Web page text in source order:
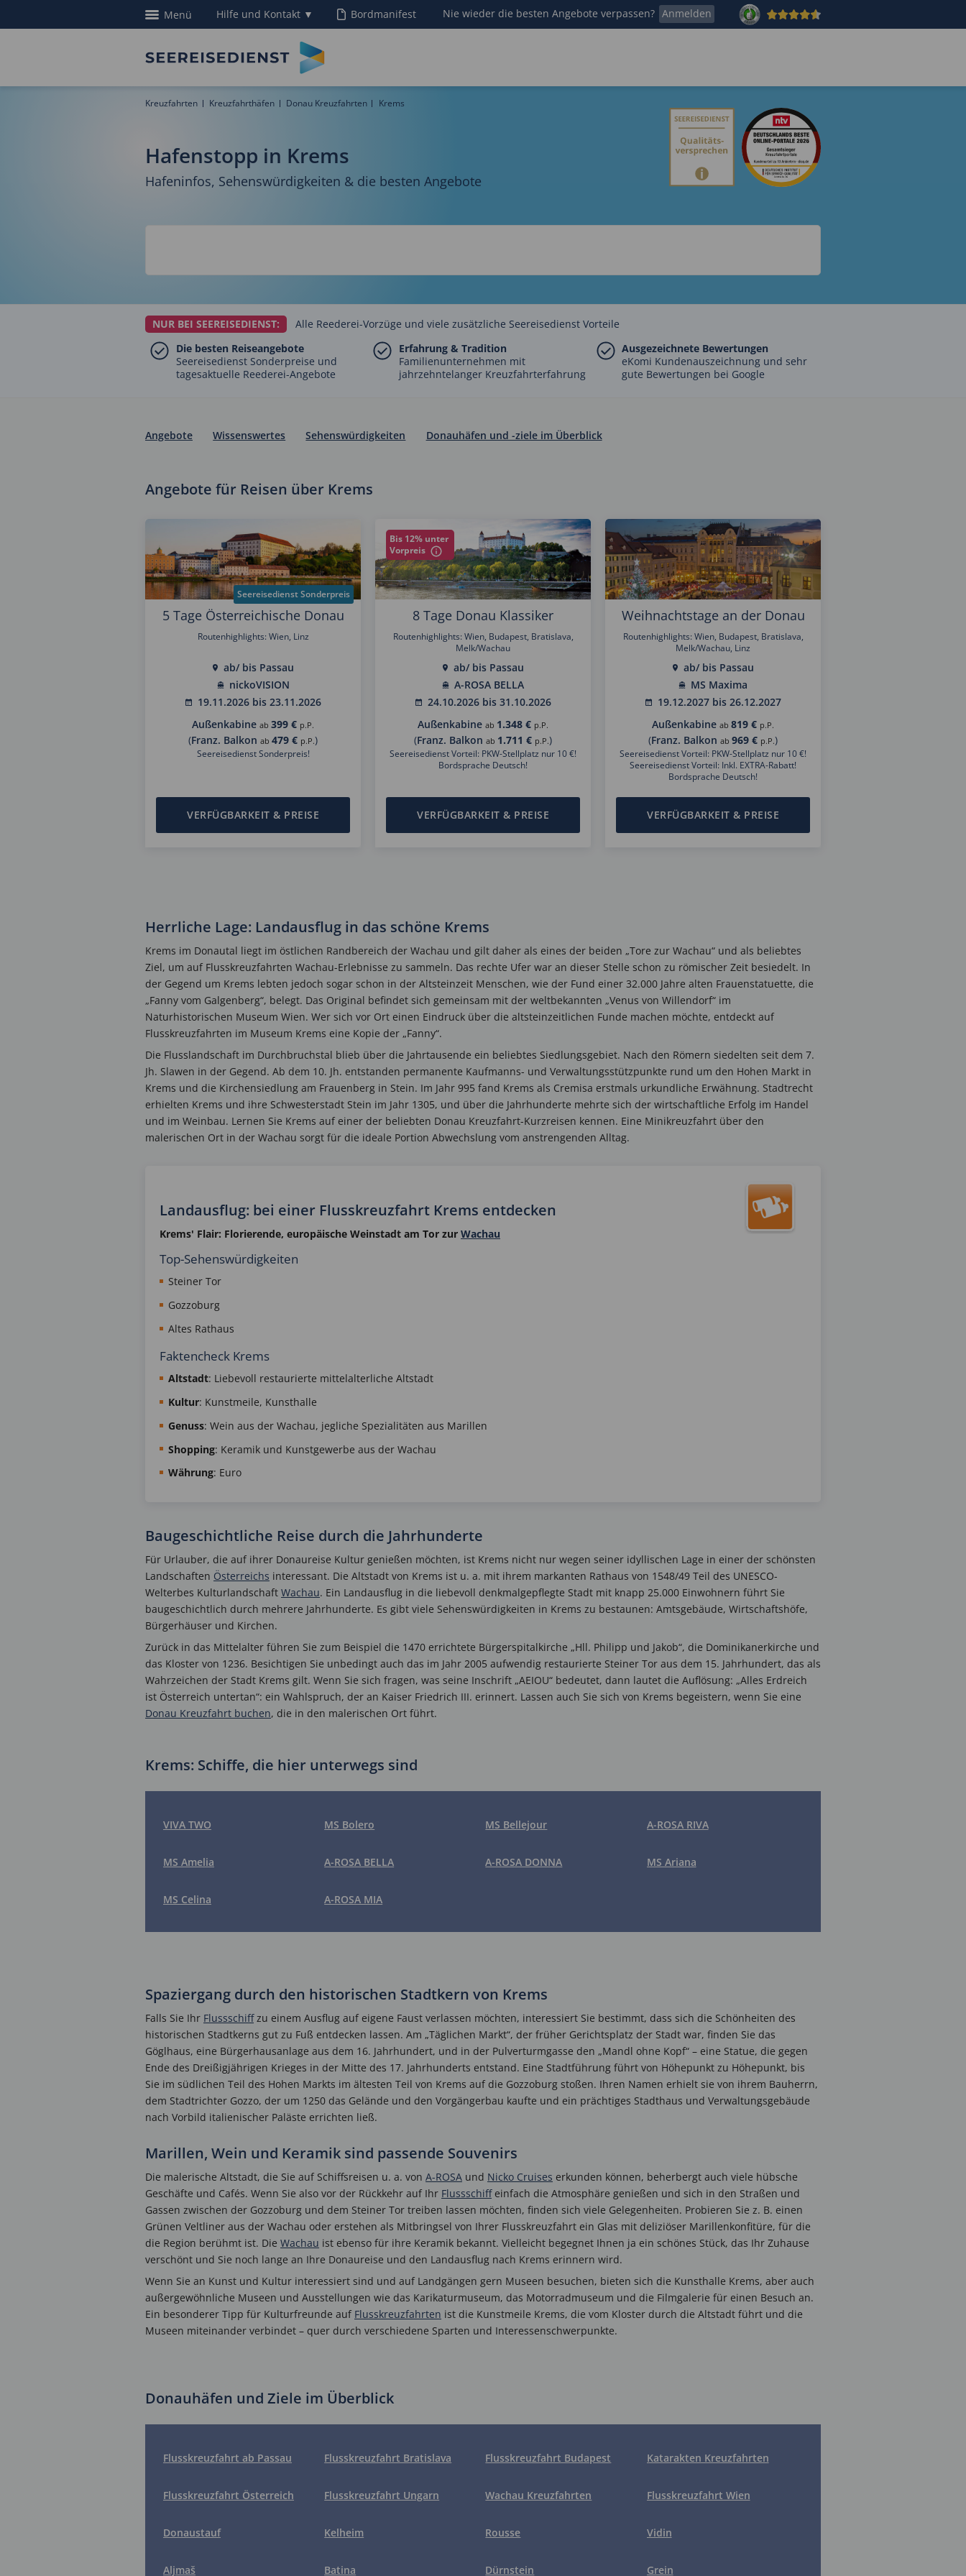
Menü Hilfe und Kontakt ▼ Bordmanifest Nie wieder die besten Angebote verpassen? Anmelden
Kreuzfahrten Kreuzfahrthäfen Donau Kreuzfahrten Krems
Hafenstopp in Krems
Hafeninfos, Sehenswürdigkeiten & die besten Angebote
NUR BEI SEEREISEDIENST:
Alle Reederei-Vorzüge und viele zusätzliche Seereisedienst Vorteile
Die besten Reiseangebote
Seereisedienst Sonderpreise und
tagesaktuelle Reederei-Angebote
Erfahrung & Tradition
Familienunternehmen mit
jahrzehntelanger Kreuzfahrterfahrung
Ausgezeichnete Bewertungen
eKomi Kundenauszeichnung und sehr
gute Bewertungen bei Google
Angebote Wissenswertes Sehenswürdigkeiten Donauhäfen und -ziele im Überblick
Angebote für Reisen über Krems
Seereisedienst Sonderpreis
5 Tage Österreichische Donau
Routenhighlights: Wien, Linz
ab/ bis Passau
nickoVISION
19.11.2026 bis 23.11.2026
Außenkabine ab399 € p.P.
(Franz. Balkon ab479 € p.P.)
Seereisedienst Sonderpreis!
VERFÜGBARKEIT & PREISE
Bis 12% unter
Vorpreis
8 Tage Donau Klassiker
Routenhighlights: Wien, Budapest, Bratislava,
Melk/Wachau
ab/ bis Passau
A-ROSA BELLA
24.10.2026 bis 31.10.2026
Außenkabine ab 1.348 € p.P.
(Franz. Balkon ab 1.711 € p.P.)
Seereisedienst Vorteil: PKW-Stellplatz nur 10 €!
Bordsprache Deutsch!
VERFÜGBARKEIT & PREISE
Weihnachtstage an der Donau
Routenhighlights: Wien, Budapest, Bratislava,
Melk/Wachau, Linz
ab/ bis Passau
MS Maxima
19.12.2027 bis 26.12.2027
Außenkabine ab819 € p.P.
(Franz. Balkon ab969 € p.P.)
Seereisedienst Vorteil: PKW-Stellplatz nur 10 €!
Seereisedienst Vorteil: Inkl. EXTRA-Rabatt!
Bordsprache Deutsch!
VERFÜGBARKEIT & PREISE
Herrliche Lage: Landausflug in das schöne Krems
Krems im Donautal liegt im östlichen Randbereich der Wachau und gilt daher als eines der beiden „Tore zur Wachau“ und als beliebtes
Ziel, um auf Flusskreuzfahrten Wachau-Erlebnisse zu sammeln. Das rechte Ufer war an dieser Stelle schon zu römischer Zeit besiedelt. In
der Gegend um Krems lebten jedoch sogar schon in der Altsteinzeit Menschen, wie der Fund einer 32.000 Jahre alten Frauenstatuette, die
„Fanny vom Galgenberg“, belegt. Das Original befindet sich gemeinsam mit der weltbekannten „Venus von Willendorf“ im
Naturhistorischen Museum Wien. Wer sich vor Ort einen Eindruck über die altsteinzeitlichen Funde machen möchte, entdeckt auf
Flusskreuzfahrten im Museum Krems eine Kopie der „Fanny“.
Die Flusslandschaft im Durchbruchstal blieb über die Jahrtausende ein beliebtes Siedlungsgebiet. Nach den Römern siedelten seit dem 7.
Jh. Slawen in der Gegend. Ab dem 10. Jh. entstanden permanente Kaufmanns- und Verwaltungsstützpunkte rund um den Hohen Markt in
Krems und die Kirchensiedlung am Frauenberg in Stein. Im Jahr 995 fand Krems als Cremisa erstmals urkundliche Erwähnung. Stadtrecht
erhielten Krems und ihre Schwesterstadt Stein im Jahr 1305, und über die Jahrhunderte mehrte sich der wirtschaftliche Erfolg im Handel
und im Weinbau. Lernen Sie Krems auf einer der beliebten Donau Kreuzfahrt-Kurzreisen kennen. Eine Minikreuzfahrt über den
malerischen Ort in der Wachau sorgt für die ideale Portion Abwechslung vom anstrengenden Alltag.
Landausflug: bei einer Flusskreuzfahrt Krems entdecken
Krems' Flair: Florierende, europäische Weinstadt am Tor zur Wachau
Top-Sehenswürdigkeiten
Steiner Tor
Gozzoburg
Altes Rathaus
Faktencheck Krems
Altstadt: Liebevoll restaurierte mittelalterliche Altstadt
Kultur: Kunstmeile, Kunsthalle
Genuss: Wein aus der Wachau, jegliche Spezialitäten aus Marillen
Shopping: Keramik und Kunstgewerbe aus der Wachau
Währung: Euro
Baugeschichtliche Reise durch die Jahrhunderte
Für Urlauber, die auf ihrer Donaureise Kultur genießen möchten, ist Krems nicht nur wegen seiner idyllischen Lage in einer der schönsten
Landschaften Österreichs interessant. Die Altstadt von Krems ist u. a. mit ihrem markanten Rathaus von 1548/49 Teil des UNESCO-
Welterbes Kulturlandschaft Wachau. Ein Landausflug in die liebevoll denkmalgepflegte Stadt mit knapp 25.000 Einwohnern führt Sie
baugeschichtlich durch mehrere Jahrhunderte. Es gibt viele Sehenswürdigkeiten in Krems zu bestaunen: Amtsgebäude, Wirtschaftshöfe,
Bürgerhäuser und Kirchen.
Zurück in das Mittelalter führen Sie zum Beispiel die 1470 errichtete Bürgerspitalkirche „Hll. Philipp und Jakob“, die Dominikanerkirche und
das Kloster von 1236. Besichtigen Sie unbedingt auch das im Jahr 2005 aufwendig restaurierte Steiner Tor aus dem 15. Jahrhundert, das als
Wahrzeichen der Stadt Krems gilt. Wenn Sie sich fragen, was seine Inschrift „AEIOU“ bedeutet, dann lautet die Auflösung: „Alles Erdreich
ist Österreich untertan“: ein Wahlspruch, der an Kaiser Friedrich III. erinnert. Lassen auch Sie sich von Krems begeistern, wenn Sie eine
Donau Kreuzfahrt buchen, die in den malerischen Ort führt.
Krems: Schiffe, die hier unterwegs sind
VIVA TWO MS Bolero MS Bellejour A-ROSA RIVA
MS Amelia A-ROSA BELLA A-ROSA DONNA MS Ariana
MS Celina A-ROSA MIA
Spaziergang durch den historischen Stadtkern von Krems
Falls Sie Ihr Flussschiffzu einem Ausflug auf eigene Faust verlassen möchten, interessiert Sie bestimmt, dass sich die Schönheiten des
historischen Stadtkerns gut zu Fuß entdecken lassen. Am „Täglichen Markt“, der früher Gerichtsplatz der Stadt war, finden Sie das
Göglhaus, eine Bürgerhausanlage aus dem 16. Jahrhundert, und in der Pulverturmgasse den „Mandl ohne Kopf“ – eine Statue, die gegen
Ende des Dreißigjährigen Krieges in der Mitte des 17. Jahrhunderts entstand. Eine Stadtführung führt von Höhepunkt zu Höhepunkt, bis
Sie im südlichen Teil des Hohen Markts im ältesten Teil von Krems auf die Gozzoburg stoßen. Ihren Namen erhielt sie von ihrem Bauherrn,
dem Stadtrichter Gozzo, der um 1250 das Gelände und den Vorgängerbau kaufte und ein prächtiges Stadthaus und Verwaltungsgebäude
nach Vorbild italienischer Paläste errichten ließ.
Marillen, Wein und Keramik sind passende Souvenirs
Die malerische Altstadt, die Sie auf Schiffsreisen u. a. von A-ROSA und Nicko Cruises erkunden können, beherbergt auch viele hübsche
Geschäfte und Cafés. Wenn Sie also vor der Rückkehr auf Ihr Flussschiffeinfach die Atmosphäre genießen und sich in den Straßen und
Gassen zwischen der Gozzoburg und dem Steiner Tor treiben lassen möchten, finden sich viele Gelegenheiten. Probieren Sie z. B. einen
Grünen Veltliner aus der Wachau oder erstehen als Mitbringsel von Ihrer Flusskreuzfahrt ein Glas mit deliziöser Marillenkonfitüre, für die
die Region berühmt ist. Die Wachau ist ebenso für ihre Keramik bekannt. Vielleicht begegnet Ihnen ja ein schönes Stück, das Ihr Zuhause
verschönt und Sie noch lange an Ihre Donaureise und den Landausflug nach Krems erinnern wird.
Wenn Sie an Kunst und Kultur interessiert sind und auf Landgängen gern Museen besuchen, bieten sich die Kunsthalle Krems, aber auch
außergewöhnliche Museen und Ausstellungen wie das Karikaturmuseum, das Motorradmuseum und die Filmgalerie für einen Besuch an.
Ein besonderer Tipp für Kulturfreunde auf Flusskreuzfahrten ist die Kunstmeile Krems, die vom Kloster durch die Altstadt führt und die
Museen miteinander verbindet – quer durch verschiedene Sparten und Interessenschwerpunkte.
Donauhäfen und Ziele im Überblick
Flusskreuzfahrt ab Passau Flusskreuzfahrt Bratislava Flusskreuzfahrt Budapest Katarakten Kreuzfahrten
Flusskreuzfahrt Österreich Flusskreuzfahrt Ungarn Wachau Kreuzfahrten Flusskreuzfahrt Wien
Donaustauf Kelheim Rousse Vidin
Aljmaš Batina Dürnstein Grein